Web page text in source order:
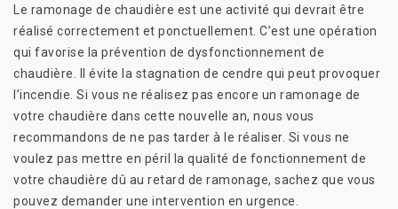
Le ramonage de chaudière est une activité qui devrait être
réalisé correctement et ponctuellement. C’est une opération
qui favorise la prévention de dysfonctionnement de
chaudière. Il évite la stagnation de cendre qui peut provoquer
l’incendie. Si vous ne réalisez pas encore un ramonage de
votre chaudière dans cette nouvelle an, nous vous
recommandons de ne pas tarder à le réaliser. Si vous ne
voulez pas mettre en péril la qualité de fonctionnement de
votre chaudière dû au retard de ramonage, sachez que vous
pouvez demander une intervention en urgence.